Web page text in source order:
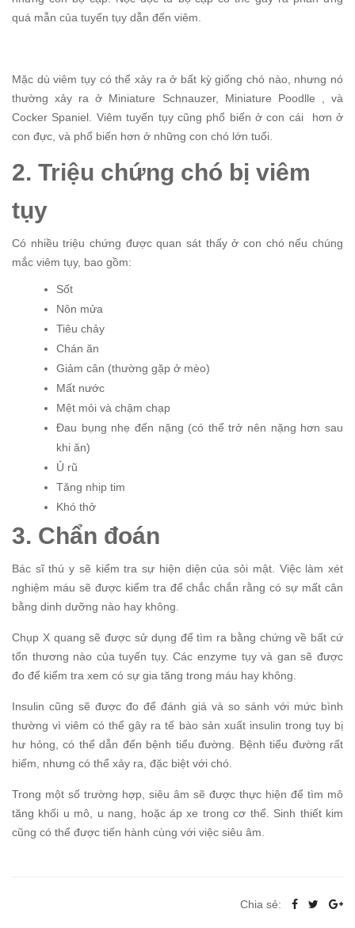
quá mẫn của tuyến tụy dẫn đến viêm.
Mặc dù viêm tụy có thể xảy ra ở bất kỳ giống chó nào, nhưng nó
thường xảy ra ở Miniature Schnauzer, Miniature Poodlle , và
Cocker Spaniel. Viêm tuyến tụy cũng phổ biến ở con cái hơn ở
con đực, và phổ biến hơn ở những con chó lớn tuổi.
2. Triệu chứng chó bị viêm
tụy
Có nhiều triệu chứng được quan sát thấy ở con chó nếu chúng
mắc viêm tụy, bao gồm:
Sốt
Nôn mửa
Tiêu chảy
Chán ăn
Giảm cân (thường gặp ở mèo)
Mất nước
Mệt mỏi và chậm chạp
Đau bụng nhẹ đến nặng (có thể trở nên nặng hơn sau
khi ăn)
Ủ rũ
Tăng nhịp tim
Khó thở
3. Chẩn đoán
Bác sĩ thú y sẽ kiểm tra sự hiện diện của sỏi mật. Việc làm xét
nghiệm máu sẽ được kiểm tra để chắc chắn rằng có sự mất cân
bằng dinh dưỡng nào hay không.
Chụp X quang sẽ được sử dụng để tìm ra bằng chứng về bất cứ
tổn thương nào của tuyến tụy. Các enzyme tụy và gan sẽ được
đo để kiểm tra xem có sự gia tăng trong máu hay không.
Insulin cũng sẽ được đo để đánh giá và so sánh với mức bình
thường vì viêm có thể gây ra tế bào sản xuất insulin trong tụy bị
hư hỏng, có thể dẫn đến bệnh tiểu đường. Bệnh tiểu đường rất
hiếm, nhưng có thể xảy ra, đặc biệt với chó.
Trong một số trường hợp, siêu âm sẽ được thực hiện để tìm mô
tăng khối u mô, u nang, hoặc áp xe trong cơ thể. Sinh thiết kim
cũng có thể được tiến hành cùng với việc siêu âm.
Chia sẻ: